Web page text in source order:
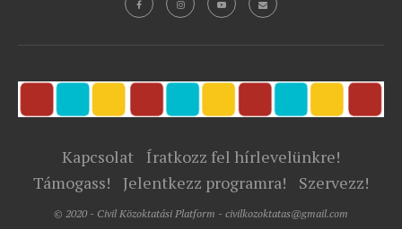
Kapcsolat Íratkozz fel hírlevelünkre!
Támogass!
Jelentkezz programra! Szervezz!
© 2020 - Civil Közoktatási Platform - civilkozoktatas@gmail.com